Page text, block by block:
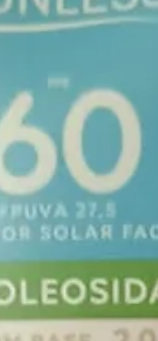
Olá! Eu sou a Sabrina Nogueira, tenho 32
anos, moro no interior do Rio de Janeiro e
sou formada em jornalismo.
Decidi criar esse espaço para falar sobre
as coisas que mais amo.
Como doramas, produtinhos de beleza e
também séries, filmes, viagem e muito
mais.
Aqui você vai descobrir o que penso, o
que faço e do que eu realmente gosto.